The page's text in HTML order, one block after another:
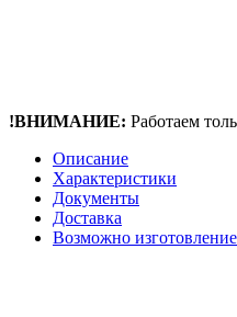
!ВНИМАНИЕ: Работаем
Описание
Характеристики
Документы
Доставка
Возможно